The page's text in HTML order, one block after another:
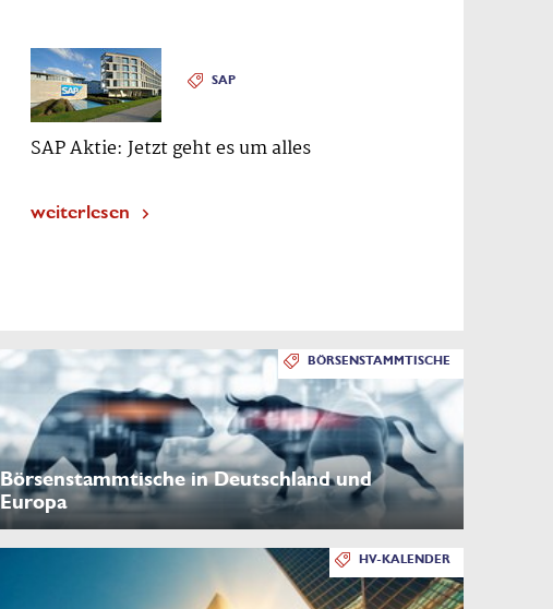
SAP
SAP Aktie: Jetzt geht es um alles
weiterlesen
BÖRSENSTAMMTISCHE
Börsenstammtische in Deutschland und
Europa
HV-KALENDER